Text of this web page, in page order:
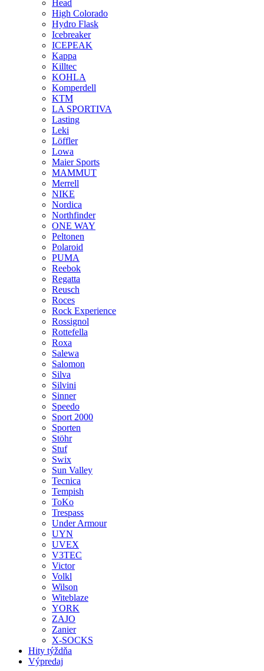
Head
High Colorado
Hydro Flask
Icebreaker
ICEPEAK
Kappa
Killtec
KOHLA
Komperdell
KTM
LA SPORTIVA
Lasting
Leki
Löffler
Lowa
Maier Sports
MAMMUT
Merrell
NIKE
Nordica
Northfinder
ONE WAY
Peltonen
Polaroid
PUMA
Reebok
Regatta
Reusch
Roces
Rock Experience
Rossignol
Rottefella
Roxa
Salewa
Salomon
Silva
Silvini
Sinner
Speedo
Sport 2000
Sporten
Stöhr
Stuf
Swix
Sun Valley
Tecnica
Tempish
ToKo
Trespass
Under Armour
UYN
UVEX
V3TEC
Victor
Volkl
Wilson
Witeblaze
YORK
ZAJO
Zanier
X-SOCKS
Hity týždňa
Výpredaj